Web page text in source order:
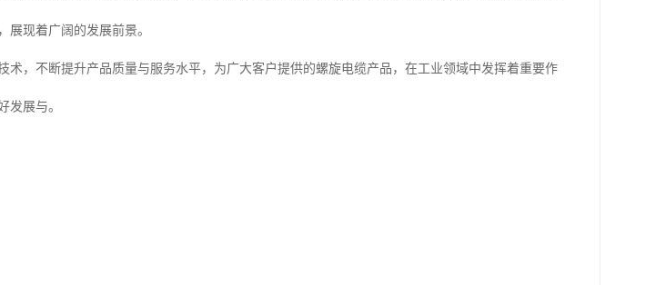
展现着广阔的发展前景。
术，不断提升产品质量与服务水平，为广大客户提供的螺旋电缆产品，在工业领域中发挥着重要作
发展与。